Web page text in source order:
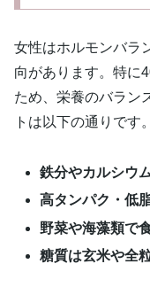
女性はホルモンバラ
向があります。特に
ため、栄養のバラン
トは以下の通りです。
鉄分やカルシウ
高タンパク・低
野菜や海藻類で
糖質は玄米や全